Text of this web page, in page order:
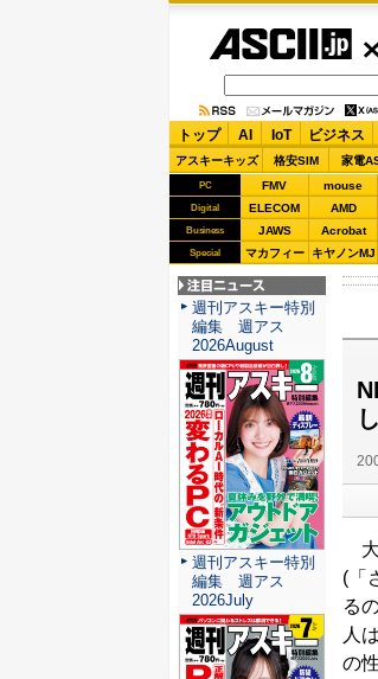
トップ AI IoT ビジネス
アスキーキッズ 格安SIM 家電
PC FMV mouse
Digital ELECOM AMD
Business JAWS Acrobat
Special マカフィー キヤノンMJ
大
(「
る
人
の
注目ニュース
週刊アスキー特別
編集 週アス
2026August
週刊アスキー特別
編集 週アス
2026July